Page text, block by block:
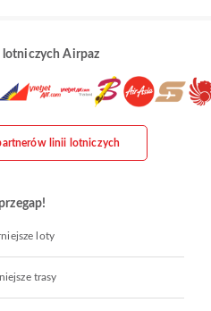
lotniczych Airpaz
linii lotniczych
loty
trasy